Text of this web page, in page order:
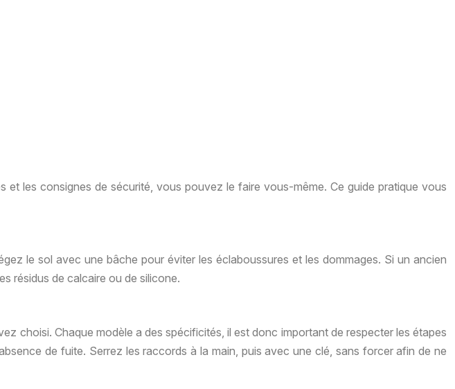
les consignes de sécurité, vous pouvez le faire vous-même. Ce guide pratique vous
le sol avec une bâche pour éviter les éclaboussures et les dommages. Si un ancien
résidus de calcaire ou de silicone.
choisi. Chaque modèle a des spécificités, il est donc important de respecter les étapes
de fuite. Serrez les raccords à la main, puis avec une clé, sans forcer afin de ne